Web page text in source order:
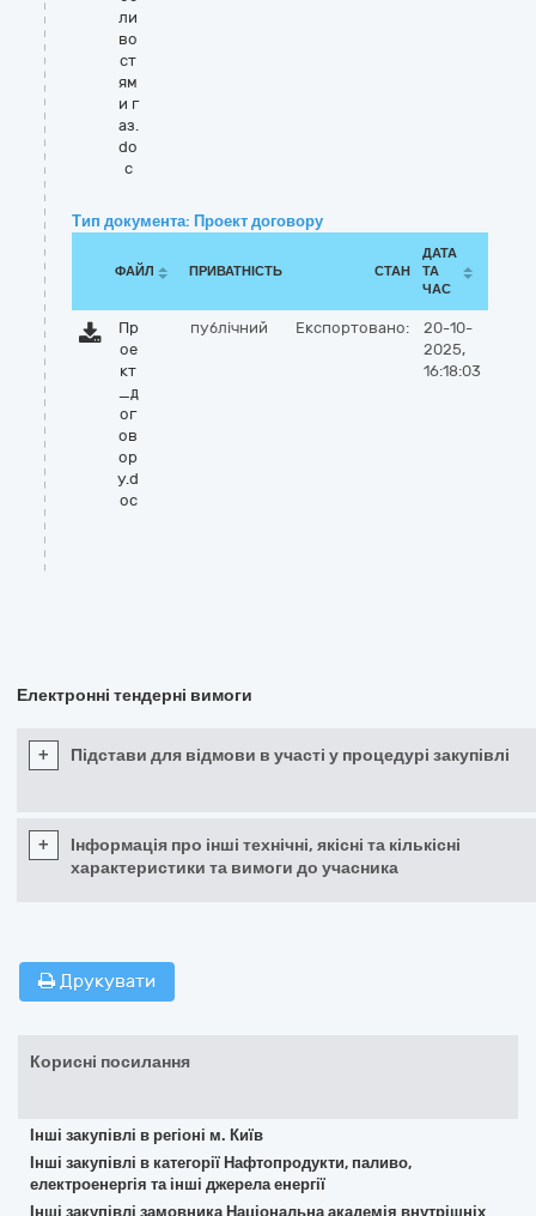
ли
во
ст
ям
и г
аз.
do
c
Тип документа: Проект договору
ФАЙЛ ПРИВАТНІСТЬ СТАН
ДАТА
ТА
ЧАС
Пр
ое
кт
_д
ог
ов
ор
у.d
oc
публічний Експортовано:
20-10-
2025,
16:18:03
Електронні тендерні вимоги
+ Підстави для відмови в участі у процедурі закупівлі
+
Інформація про інші технічні, якісні та кількісні
характеристики та вимоги до учасника
Друкувати
Корисні посилання
Інші закупівлі в регіоні м. Київ
Інші закупівлі в категорії Нафтопродукти, паливо,
електроенергія та інші джерела енергії
Інші закупівлі замовника Національна академія внутрішніх